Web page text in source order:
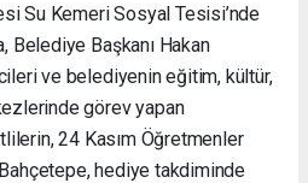
Su Kemeri Sosyal Tesisi’nde
Başkanı Hakan
ve belediyenin eğitim, kültür,
görev yapan
24 Kasım Öğretmenler
hediye takdiminde